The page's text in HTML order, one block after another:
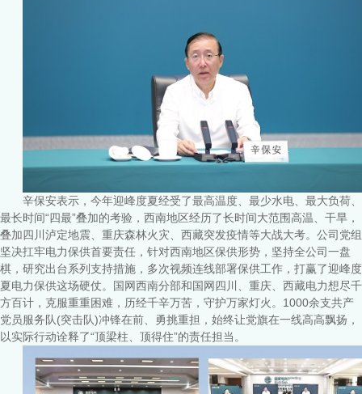
辛保安表示，今年迎峰度夏经受了最高温度、最少水电、最大负荷、
最长时间“四最”叠加的考验，西南地区经历了长时间大范围高温、干旱，
叠加四川泸定地震、重庆森林火灾、西藏突发疫情等大战大考。公司党组
坚决扛牢电力保供首要责任，针对西南地区保供形势，坚持全公司一盘
棋，研究出台系列支持措施，多次视频连线部署保供工作，打赢了迎峰度
夏电力保供这场硬仗。国网西南分部和国网四川、重庆、西藏电力想尽千
方百计，克服重重困难，历经千辛万苦，守护万家灯火。1000余支共产
党员服务队(突击队)冲锋在前、勇挑重担，始终让党旗在一线高高飘扬，
以实际行动诠释了“顶梁柱、顶得住”的责任担当。